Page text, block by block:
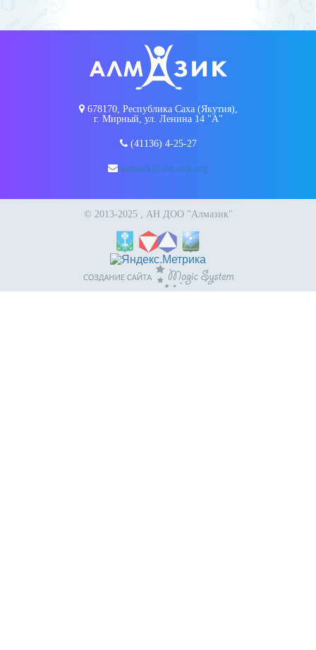
678170, Республика Саха (Якутия),
г. Мирный, ул. Ленина 14 "А"
(41136) 4-25-27
almazik@almazik.org
© 2013-2025 , АН ДОО "Алмазик"